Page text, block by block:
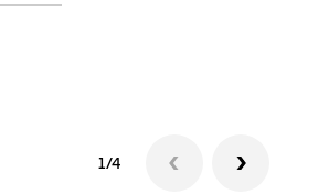
1/4